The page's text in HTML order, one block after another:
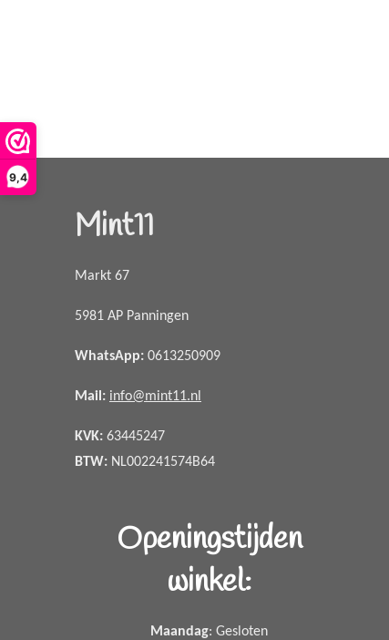
9,4
Mint11
Markt 67
5981 AP Panningen
WhatsApp: 0613250909
Mail: info@mint11.nl
KVK: 63445247
BTW: NL002241574B64
Openingstijden
winkel:
Maandag: Gesloten